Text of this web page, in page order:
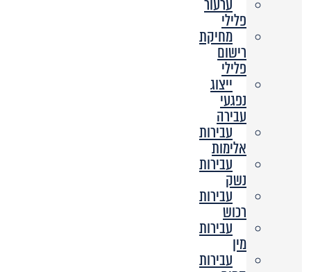
פלילי
מחיקת
רישום
פלילי
ייצוג
נפגעי
עבירה
עבירות
אלימות
עבירות
נשק
עבירות
רכוש
עבירות
מין
עבירות